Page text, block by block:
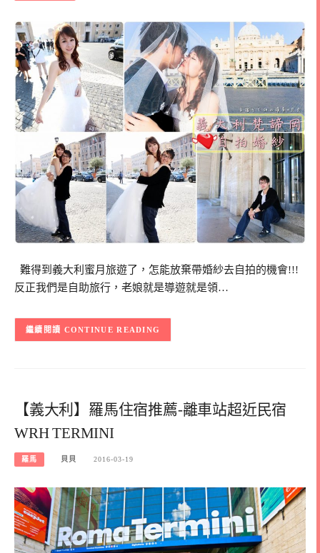
難得到義大利蜜月旅遊了，怎能放棄帶婚紗去自拍的機會!!!
反正我們是自助旅行，老娘就是導遊就是領…
CONTINUE READING
【義大利】羅馬住宿推薦-離車站超近民宿
WRH TERMINI
羅馬 貝貝 2016-03-19